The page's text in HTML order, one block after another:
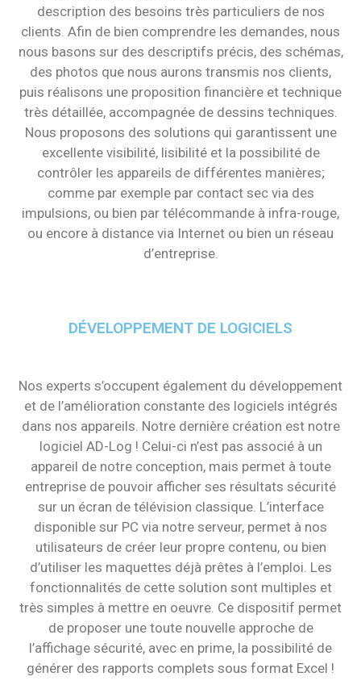
description des besoins très particuliers de nos
clients. Afin de bien comprendre les demandes, nous
nous basons sur des descriptifs précis, des schémas,
des photos que nous aurons transmis nos clients,
puis réalisons une proposition financière et technique
très détaillée, accompagnée de dessins techniques.
Nous proposons des solutions qui garantissent une
excellente visibilité, lisibilité et la possibilité de
contrôler les appareils de différentes manières;
comme par exemple par contact sec via des
impulsions, ou bien par télécommande à infra-rouge,
ou encore à distance via Internet ou bien un réseau
d’entreprise.
DÉVELOPPEMENT DE LOGICIELS
Nos experts s’occupent également du développement
et de l’amélioration constante des logiciels intégrés
dans nos appareils. Notre dernière création est notre
logiciel AD-Log ! Celui-ci n’est pas associé à un
appareil de notre conception, mais permet à toute
entreprise de pouvoir afficher ses résultats sécurité
sur un écran de télévision classique. L’interface
disponible sur PC via notre serveur, permet à nos
utilisateurs de créer leur propre contenu, ou bien
d’utiliser les maquettes déjà prêtes à l’emploi. Les
fonctionnalités de cette solution sont multiples et
très simples à mettre en oeuvre. Ce dispositif permet
de proposer une toute nouvelle approche de
l’affichage sécurité, avec en prime, la possibilité de
générer des rapports complets sous format Excel !